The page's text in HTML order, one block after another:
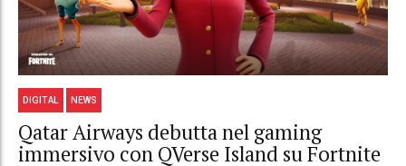
DIGITAL NEWS
Qatar Airways debutta nel gaming
immersivo con QVerse Island su Fortnite